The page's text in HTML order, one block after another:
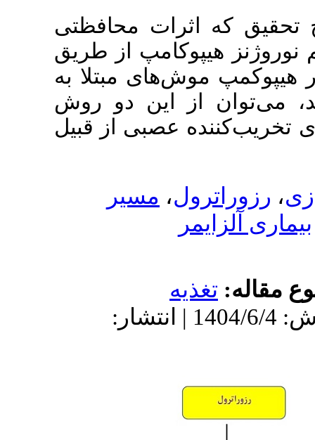
محافظتی
از طریق
مبتلا به
این دو روش
عصبی از قبیل
،مسیر
دریافت: 1403/12/13 | پذیرش: 1404/6/4 | انتشار: